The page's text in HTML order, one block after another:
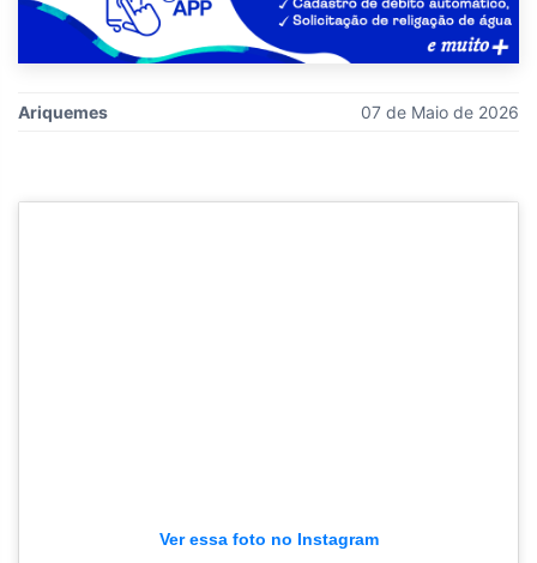
Ariquemes 07 de Maio de 2026
Ver essa foto no Instagram